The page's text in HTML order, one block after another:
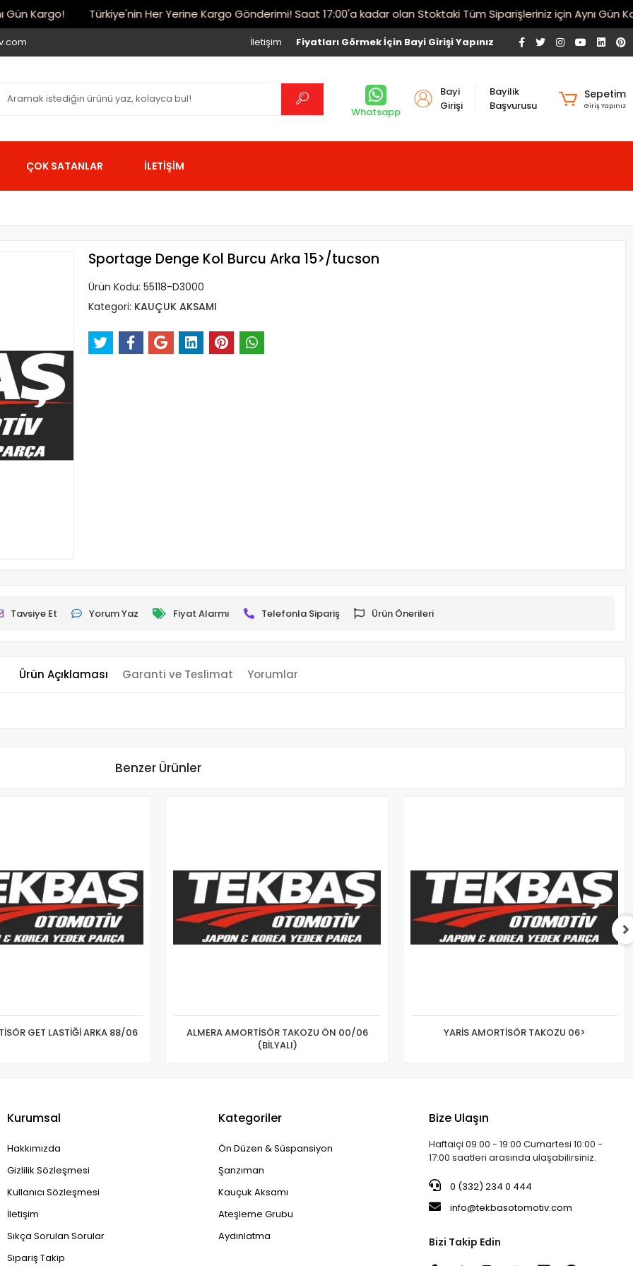
Kargo! Türkiye'nin Her Yerine Kargo Gönderimi! Saat 17:00'a kadar olan Stoktaki Tüm Siparişleriniz için Aynı Gün
Fiyatları Görmek İçin Bayi Girişi Yapınız
İletişim
Whatsapp
Bayi
Girişi
Bayilik
Başvurusu
Sepetim
Giriş Yapınız
ÇOK SATANLAR İLETİŞİM
Sportage Denge Kol Burcu Arka 15>/tucson
Ürün Kodu: 55118-D3000
Kategori: KAUÇUK AKSAMI
Tavsiye Et Yorum Yaz Fiyat Alarmı Telefonla Sipariş Ürün Önerileri
Ürün Açıklaması Garanti ve Teslimat Yorumlar
Benzer Ürünler
GET LASTİĞİ ARKA 88/06
ALMERA AMORTİSÖR TAKOZU ÖN 00/06
(BİLYALI)
YARİS AMORTİSÖR TAKOZU 06>
Kurumsal
Hakkımızda
Gizlilik Sözleşmesi
Kullanıcı Sözleşmesi
İletişim
Sıkça Sorulan Sorular
Sipariş Takip
Kategoriler
Ön Düzen & Süspansiyon
Şanzıman
Kauçuk Aksamı
Ateşleme Grubu
Aydınlatma
Bize Ulaşın
Haftaiçi 09:00 - 19:00 Cumartesi 10:00 -
17:00 saatleri arasında ulaşabilirsiniz.
0 (332) 234 0 444
info@tekbasotomotiv.com
Bizi Takip Edin